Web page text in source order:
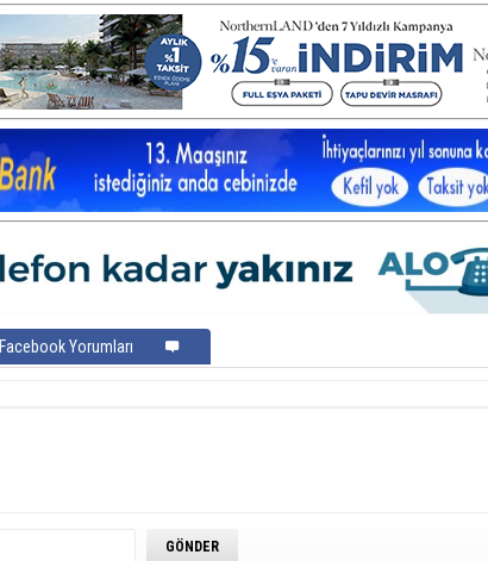
Facebook Yorumları